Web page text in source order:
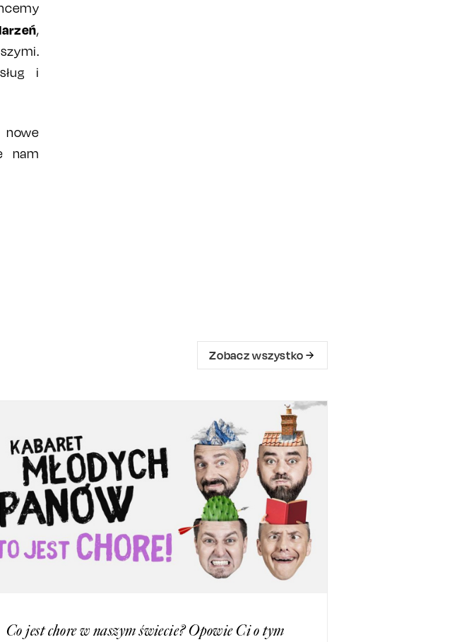
,
i
nowe
nam
Zobacz wszystko
Co jest chore w naszym świecie? Opowie Ci o tym